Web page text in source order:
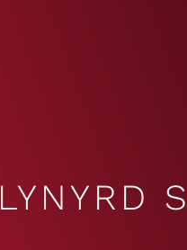
LYNYRD